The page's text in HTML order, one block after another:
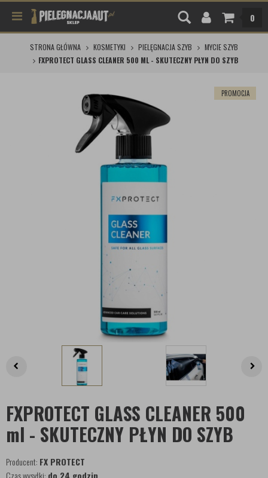
0
STRONA GŁÓWNA KOSMETYKI PIELĘGNACJA SZYB
MYCIE SZYB
FXPROTECT GLASS CLEANER 500 ML - SKUTECZNY PŁYN DO SZYB
PROMOCJA
FXPROTECT GLASS CLEANER 500
ml - SKUTECZNY PŁYN DO SZYB
Producent: FX PROTECT
Czas wysyłki: do 24 godzin